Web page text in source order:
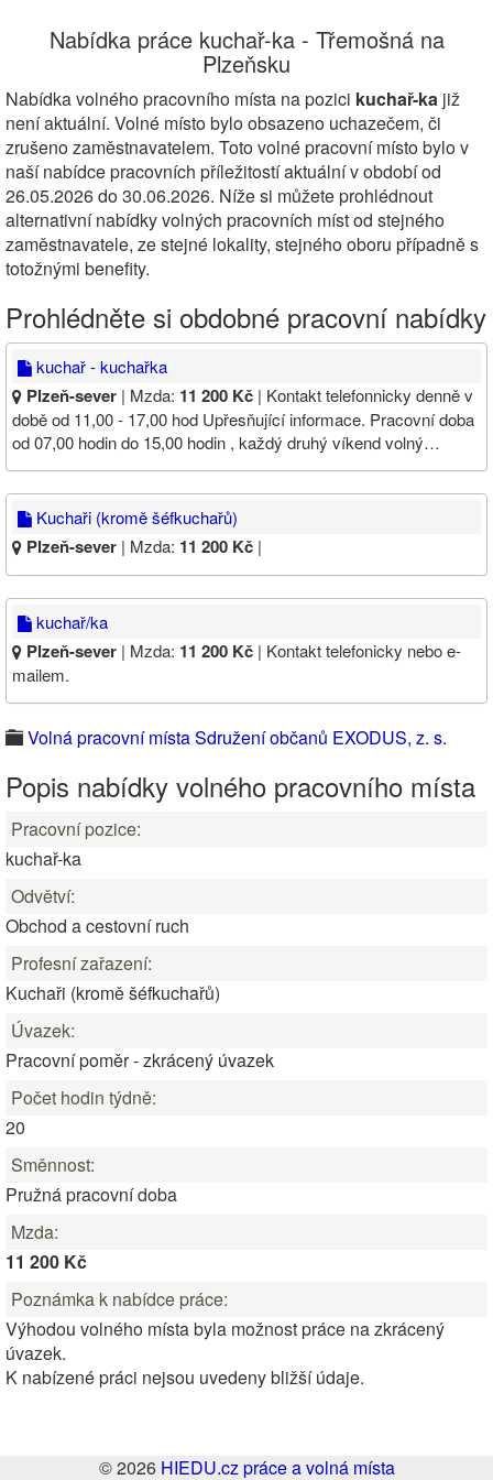
Nabídka práce kuchař-ka - Třemošná na
Plzeňsku
Nabídka volného pracovního místa na pozici kuchař-ka již
není aktuální. Volné místo bylo obsazeno uchazečem, či
zrušeno zaměstnavatelem. Toto volné pracovní místo bylo v
naší nabídce pracovních příležitostí aktuální v období od
26.05.2026 do 30.06.2026. Níže si můžete prohlédnout
alternativní nabídky volných pracovních míst od stejného
zaměstnavatele, ze stejné lokality, stejného oboru případně s
totožnými benefity.
Prohlédněte si obdobné pracovní nabídky
kuchař - kuchařka
Plzeň-sever | Mzda: 11 200 Kč | Kontakt telefonnicky denně v
době od 11,00 - 17,00 hod Upřesňující informace. Pracovní doba
od 07,00 hodin do 15,00 hodin , každý druhý víkend volný…
Kuchaři (kromě šéfkuchařů)
Plzeň-sever | Mzda: 11 200 Kč |
kuchař/ka
Plzeň-sever | Mzda: 11 200 Kč | Kontakt telefonicky nebo e-
mailem.
Volná pracovní místa Sdružení občanů EXODUS, z. s.
Popis nabídky volného pracovního místa
Pracovní pozice:
kuchař-ka
Odvětví:
Obchod a cestovní ruch
Profesní zařazení:
Kuchaři (kromě šéfkuchařů)
Úvazek:
Pracovní poměr - zkrácený úvazek
Počet hodin týdně:
20
Směnnost:
Pružná pracovní doba
Mzda:
11 200 Kč
Poznámka k nabídce práce:
Výhodou volného místa byla možnost práce na zkrácený
úvazek.
K nabízené práci nejsou uvedeny bližší údaje.
© 2026 HIEDU.cz práce a volná místa